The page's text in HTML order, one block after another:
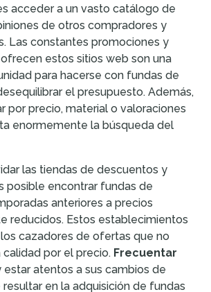
acceder a un vasto catálogo de
de otros compradores y
Las constantes promociones y
estos sitios web son una
para hacerse con fundas de
el presupuesto. Además,
por precio, material o valoraciones
enormemente la búsqueda del
las tiendas de descuentos y
posible encontrar fundas de
anteriores a precios
reducidos. Estos establecimientos
cazadores de ofertas que no
por el precio. Frecuentar
estar atentos a sus cambios de
en la adquisición de fundas